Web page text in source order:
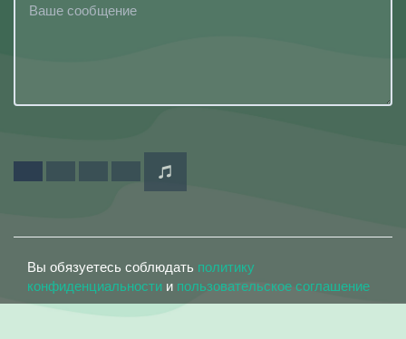
Вы обязуетесь соблюдать политику
конфиденциальности и пользовательское соглашение